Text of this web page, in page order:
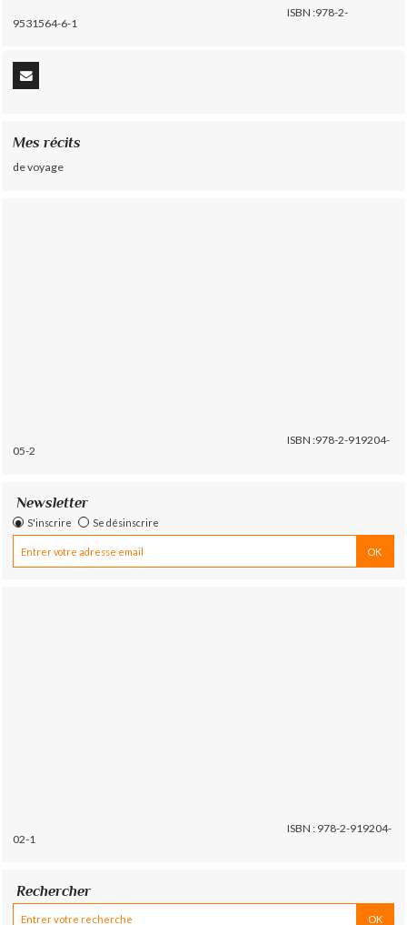
ISBN :978-2-
9531564-6-1
Mes récits
de voyage
ISBN :978-2-919204-
05-2
Newsletter
S'inscrire Se désinscrire
ISBN : 978-2-919204-
02-1
Rechercher